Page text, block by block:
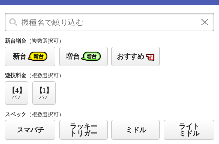
新台増台 （複数選択可）
新台 増台 おすすめ
遊技料金 （複数選択可）
【4】
パチ
【1】
パチ
スペック （複数選択可）
スマパチ
ラッキー
トリガー
ミドル
ライト
ミドル